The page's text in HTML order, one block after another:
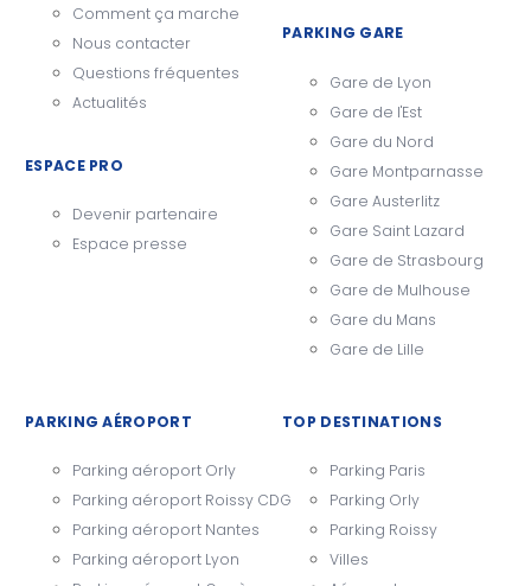
Comment ça marche
Nous contacter
Questions fréquentes
Actualités
ESPACE PRO
Devenir partenaire
Espace presse
PARKING GARE
Gare de Lyon
Gare de l'Est
Gare du Nord
Gare Montparnasse
Gare Austerlitz
Gare Saint Lazard
Gare de Strasbourg
Gare de Mulhouse
Gare du Mans
Gare de Lille
PARKING AÉROPORT
Parking aéroport Orly
Parking aéroport Roissy CDG
Parking aéroport Nantes
Parking aéroport Lyon
TOP DESTINATIONS
Parking Paris
Parking Orly
Parking Roissy
Villes